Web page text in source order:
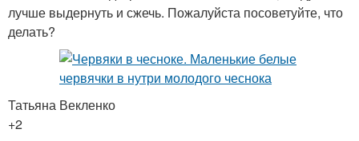
лучше выдернуть и сжечь. Пожалуйста посоветуйте, что
делать?
Татьяна Векленко
+2